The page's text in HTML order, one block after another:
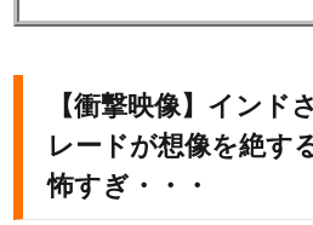
【衝撃映像】インド
レードが想像を絶す
怖すぎ・・・